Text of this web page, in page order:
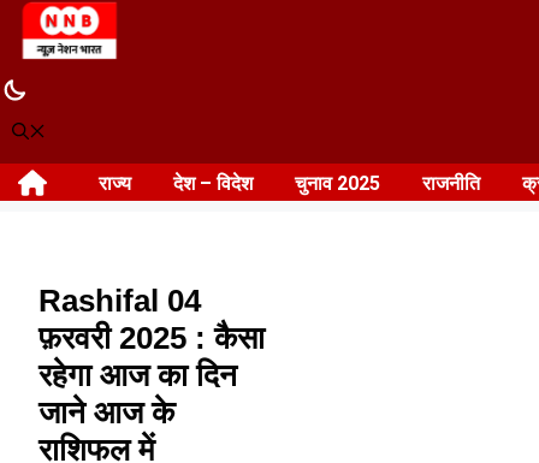
Skip
to
content
राज्य देश – विदेश चुनाव 2025 राजनीति
Rashifal 04
फ़रवरी 2025 : कैसा
रहेगा आज का दिन
जाने आज के
राशिफल में